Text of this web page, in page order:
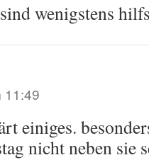
wenigstens
11:49
einiges.
nicht neben sie